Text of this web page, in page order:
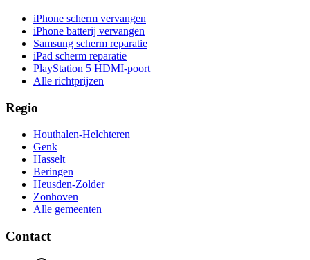
iPhone scherm vervangen
iPhone batterij vervangen
Samsung scherm reparatie
iPad scherm reparatie
PlayStation 5 HDMI-poort
Alle richtprijzen
Regio
Houthalen-Helchteren
Genk
Hasselt
Beringen
Heusden-Zolder
Zonhoven
Alle gemeenten
Contact